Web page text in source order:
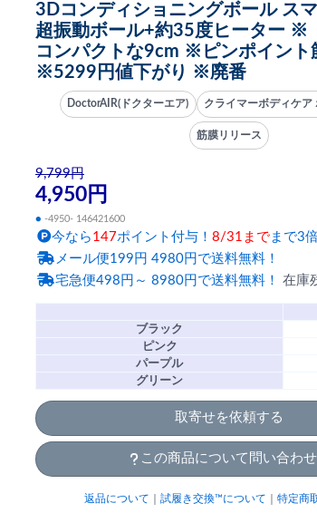
3Dコンディショニングボール ス
超振動ボール+約35度ヒーター ※
コンパクトな9cm ※ピンポイント
※5299円値下がり ※廃番
DoctorAIR(ドクターエア) クライマーボディケア
筋膜リリース
9,799円
4,950円
● -4950- 146421600
今なら 147ポイント付与！ 8/31まで まで3
メール便199円 4980円で送料無料！
宅急便498円～ 8980円で送料無料！ 在庫
ブラック
ピンク
パープル
グリーン
取寄せを依頼する
この商品について問い合わ
返品について 試履き交換™について 特定商